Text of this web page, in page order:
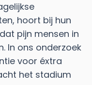
hoort bij hun
pijn mensen in
In ons onderzoek
voor éxtra
het stadium